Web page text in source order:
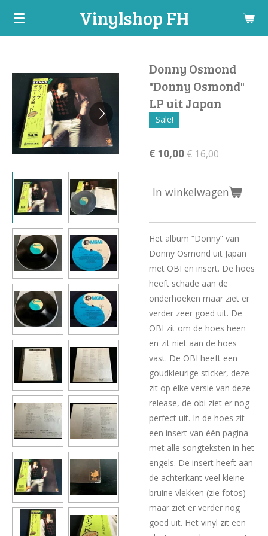
Ga
hoofdinhoud
Vinylshop FH
Donny Osmond
"Donny Osmond"
LP uit Japan
Sale!
€ 10,00€ 16,00
In winkelwagen
Het album “Donny” van
Donny Osmond uit Japan
met OBI en insert. De hoes
heeft schade aan de
onderhoeken maar ziet er
verder zeer goed uit. De
OBI zit om de hoes heen
en zit niet aan de hoes
vast. De OBI heeft een
goudkleurige sticker, deze
zit op elke versie van deze
release, de obi ziet er nog
perfect uit. In de hoes zit
een insert van één pagina
met alle songteksten in het
engels. De insert heeft aan
de achterkant veel kleine
bruine vlekken (zie fotos)
maar ziet er verder nog
goed uit. Het vinyl zit een